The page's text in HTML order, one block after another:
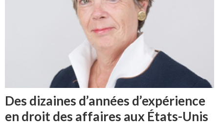
Des dizaines d’années d’expérience
en droit des affaires aux États-Unis